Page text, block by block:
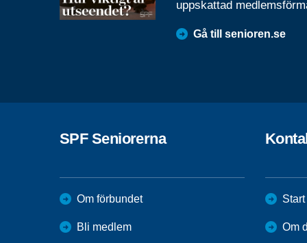
uppskattad
Gå till senioren.se
SPF Seniorerna
Om förbundet
Bli medlem
Start
Om